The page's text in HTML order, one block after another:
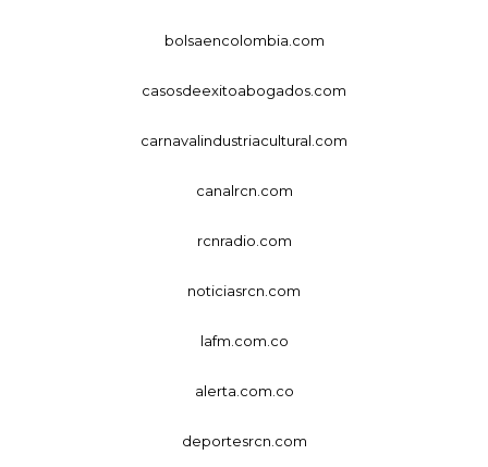
bolsaencolombia.com
casosdeexitoabogados.com
carnavalindustriacultural.com
canalrcn.com
rcnradio.com
noticiasrcn.com
lafm.com.co
alerta.com.co
deportesrcn.com